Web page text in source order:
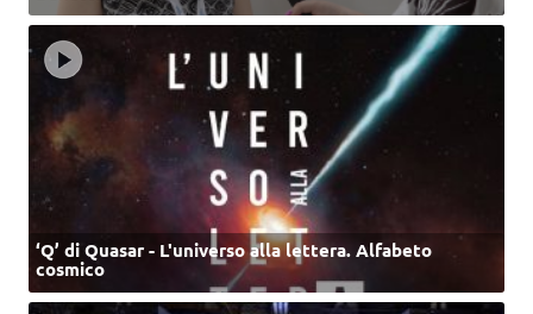
‘Q’ di Quasar - L'universo alla lettera. Alfabeto
cosmico